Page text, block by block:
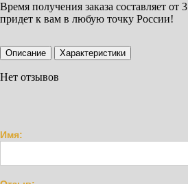
Время получения заказа составляет от
придет к вам в любую точку России!
Описание Характеристики
Нет отзывов
Имя: